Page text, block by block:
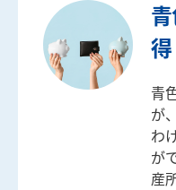
青
が
わ
が
産